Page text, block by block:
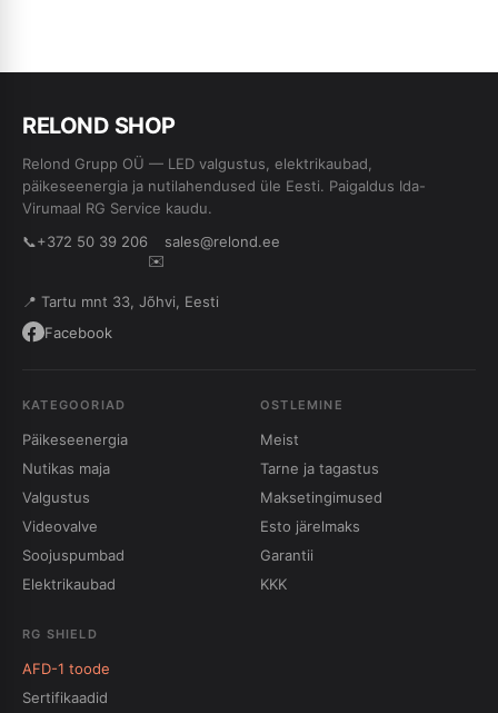
RELOND SHOP
Relond Grupp OÜ — LED valgustus, elektrikaubad,
päikeseenergia ja nutilahendused üle Eesti. Paigaldus Ida-
Virumaal RG Service kaudu.
📞+372 50 39 206
✉️
sales@relond.ee
📍 Tartu mnt 33, Jõhvi, Eesti
Facebook
KATEGOORIAD
Päikeseenergia
Nutikas maja
Valgustus
Videovalve
Soojuspumbad
Elektrikaubad
OSTLEMINE
Meist
Tarne ja tagastus
Maksetingimused
Esto järelmaks
Garantii
KKK
RG SHIELD
AFD-1 toode
Sertifikaadid